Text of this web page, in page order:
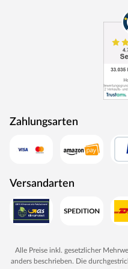
Zahlungsarten
Versandarten
Alle Preise inkl. gesetzlicher
anders beschrieben. Die